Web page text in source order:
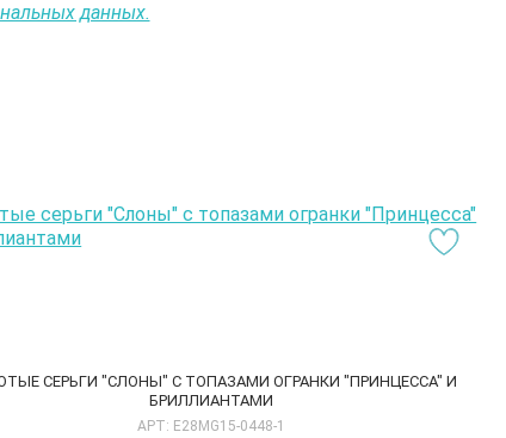
данных.
СЕРЬГИ "СЛОНЫ" С ТОПАЗАМИ ОГРАНКИ "ПРИНЦЕССА" И
БРИЛЛИАНТАМИ
АРТ: E28MG15-0448-1